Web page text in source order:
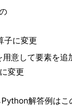
子に変更
用意して要素を追
に変更
解答例はこ